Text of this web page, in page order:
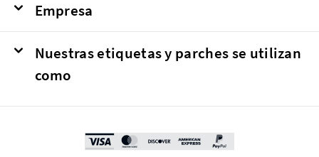
Empresa
Nuestras etiquetas y parches se utilizan
como